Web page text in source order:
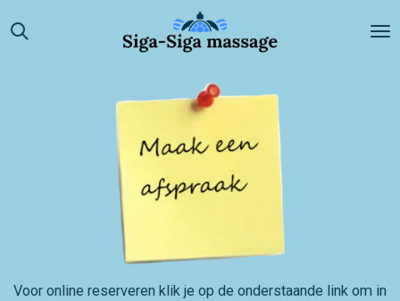
Ga
direct
Voor online reserveren klik je op de onderstaande link om in